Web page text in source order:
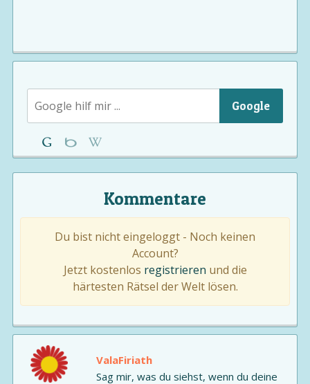
Google
Kommentare
Du bist nicht eingeloggt - Noch keinen
Account?
Jetzt kostenlos registrieren und die
härtesten Rätsel der Welt lösen.
ValaFiriath
Sag mir, was du siehst, wenn du deine